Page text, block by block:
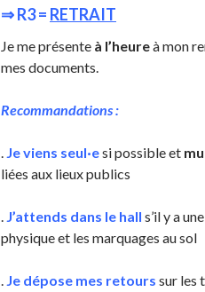
⇒R3 = RETRAIT
Je me présente à l’heureà mon
mes documents.
Recommandations :
. Je viens seul·esi possible et
liées aux lieux publics
. J’attends dans le hall s’il y a
physique et les marquages au sol
. Je dépose mes retours sur les